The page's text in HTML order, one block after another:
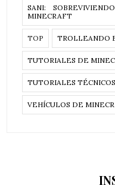
SANI:
MINECRAFT
TOP TROLLEANDO
TUTORIALES DE
TUTORIALES
VEHÍCULOS DE